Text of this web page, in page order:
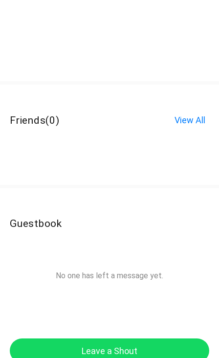
Friends(0) View All
Guestbook
No one has left a message yet.
Leave a Shout